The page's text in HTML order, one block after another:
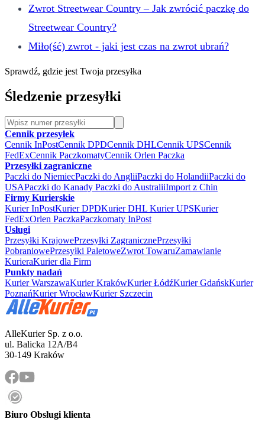
Zwrot Streetwear Country – Jak zwrócić paczkę do
Streetwear Country?
Miło(ść) zwrot - jaki jest czas na zwrot ubrań?
Sprawdź, gdzie jest Twoja przesyłka
Śledzenie przesyłki
Cennik przesyłek
Cennik InPostCennik DPDCennik DHLCennik UPSCennik
FedExCennik PaczkomatyCennik Orlen Paczka
Przesyłki zagraniczne
Paczki do NiemiecPaczki do AngliiPaczki do HolandiiPaczki do
USAPaczki do Kanady Paczki do AustraliiImport z Chin
Firmy Kurierskie
Kurier InPostKurier DPDKurier DHL Kurier UPSKurier
FedExOrlen PaczkaPaczkomaty InPost
Usługi
Przesyłki KrajowePrzesyłki ZagranicznePrzesyłki
PobraniowePrzesyłki PaletoweZwrot TowaruZamawianie
KurieraKurier dla Firm
Punkty nadań
Kurier WarszawaKurier KrakówKurier ŁódźKurier GdańskKurier
PoznańKurier WrocławKurier Szczecin
AlleKurier Sp. z o.o.
ul. Balicka 12A/B4
30-149 Kraków
Biuro Obsługi klienta